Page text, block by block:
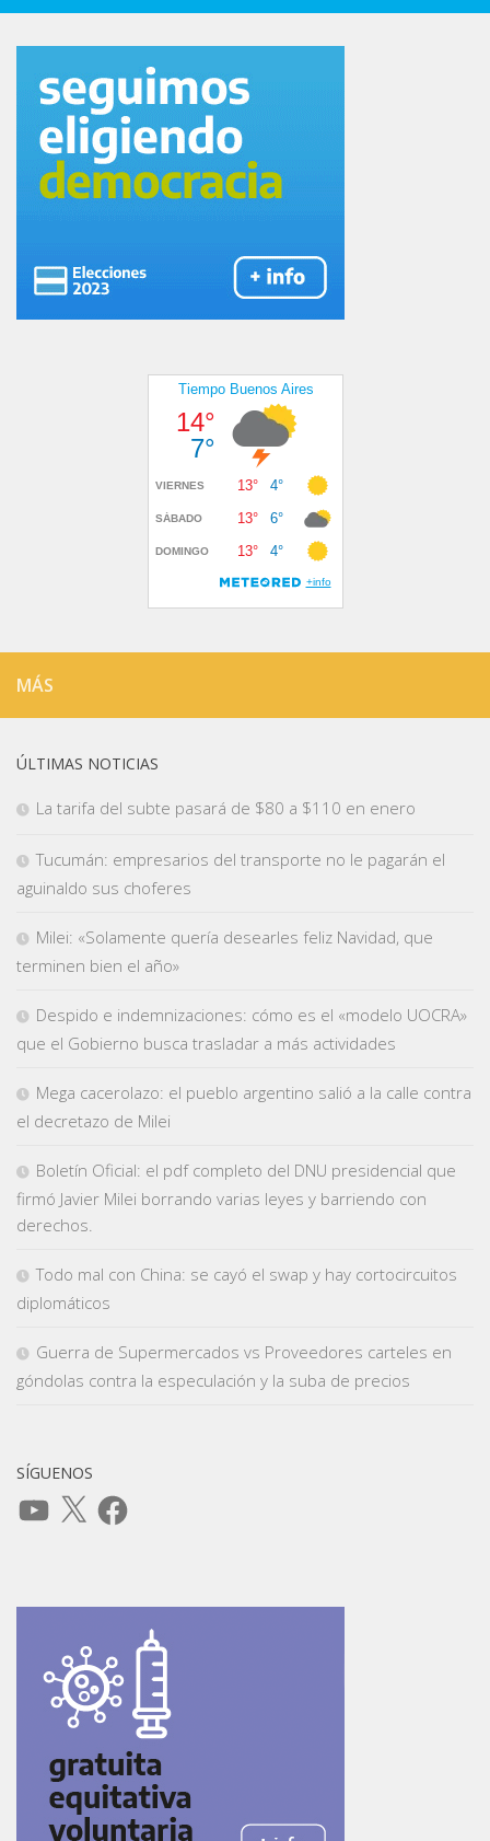
MÁS
ÚLTIMAS NOTICIAS
La tarifa del subte pasará de $80 a $110 en enero
Tucumán: empresarios del transporte no le pagarán el
aguinaldo sus choferes
Milei: «Solamente quería desearles feliz Navidad, que
terminen bien el año»
Despido e indemnizaciones: cómo es el «modelo UOCRA»
que el Gobierno busca trasladar a más actividades
Mega cacerolazo: el pueblo argentino salió a la calle contra
el decretazo de Milei
Boletín Oficial: el pdf completo del DNU presidencial que
firmó Javier Milei borrando varias leyes y barriendo con
derechos.
Todo mal con China: se cayó el swap y hay cortocircuitos
diplomáticos
Guerra de Supermercados vs Proveedores carteles en
góndolas contra la especulación y la suba de precios
SÍGUENOS
YouTube
X Facebook